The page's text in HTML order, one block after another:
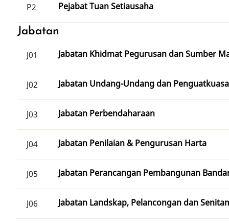
P2 Pejabat Tuan Setiausaha
Jabatan
J01 Jabatan Khidmat Pegurusan dan Sumber
J02 Jabatan Undang-Undang dan
J03 Jabatan Perbendaharaan
J04 Jabatan Penilaian & Pengurusan Harta
J05 Jabatan Perancangan Pembangunan
J06 Jabatan Landskap, Pelancongan dan